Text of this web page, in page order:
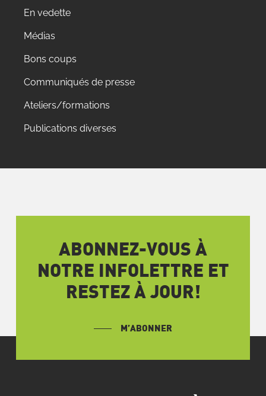
En vedette
Médias
Bons coups
Communiqués de presse
Ateliers/formations
Publications diverses
ABONNEZ-VOUS À
NOTRE INFOLETTRE ET
RESTEZ À JOUR!
M’ABONNER